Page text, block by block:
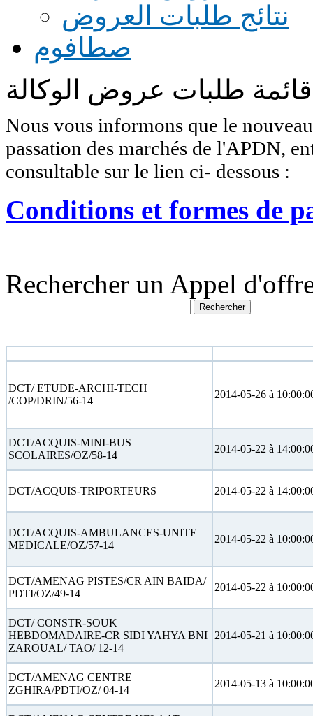
نتائج طلبات العروض
صطافوم
قائمة طلبات عروض الوكالة
Nous vous informons que le
passation des marchés de l'APDN,
consultable sur le lien ci- dessous :
Conditions et formes de
Rechercher un Appel
DCT/ ETUDE-ARCHI-TECH
/COP/DRIN/56-14
2014-05-26 à
DCT/ACQUIS-MINI-BUS
SCOLAIRES/OZ/58-14
2014-05-22 à
DCT/ACQUIS-TRIPORTEURS 2014-05-22 à
DCT/ACQUIS-AMBULANCES-UNITE
MEDICALE/OZ/57-14
2014-05-22 à
DCT/AMENAG PISTES/CR AIN BAIDA/
PDTI/OZ/49-14
2014-05-22 à
DCT/ CONSTR-SOUK
HEBDOMADAIRE-CR SIDI YAHYA BNI
ZAROUAL/ TAO/ 12-14
2014-05-21 à
DCT/AMENAG CENTRE
ZGHIRA/PDTI/OZ/ 04-14
2014-05-13 à